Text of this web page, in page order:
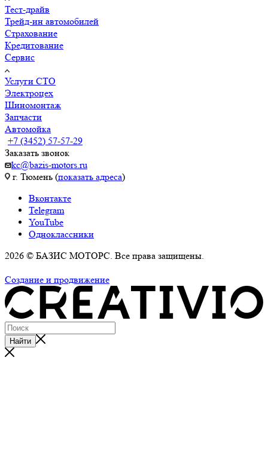
Тест-драйв
Трейд-ин автомобилей
Страхование
Кредитование
Сервис
Услуги СТО
Электроцех
Шиномонтаж
Запчасти
Автомойка
+7 (3452) 57-57-29
Заказать звонок
kc@bazis-motors.ru
г. Тюмень (показать адреса)
Вконтакте
Telegram
YouTube
Одноклассники
2026 © БАЗИС МОТОРС. Все права защищены.
Создание и продвижение
Найти